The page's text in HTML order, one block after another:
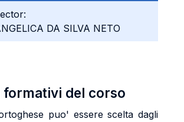
DA SILVA NETO
formativi del corso
puo' essere scelta dagli